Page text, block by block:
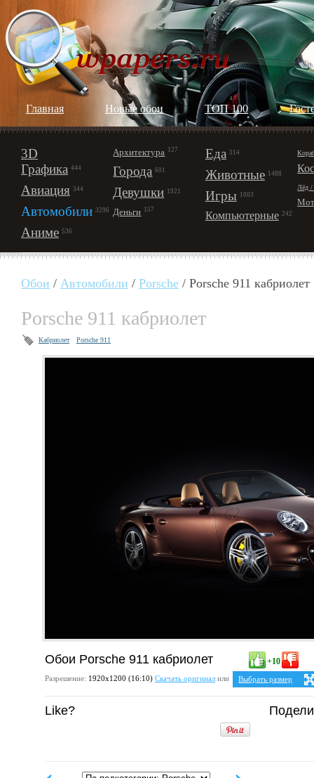
Главная Новые обои ТОП 100
3D
Графика 444
Авиация 344
Автомобили 3296
Аниме 536
Архитектура 127
Города 601
Девушки 1921
Деньги 157
Еда 314
Животные 1488
Игры 1003
Компьютерные 242
Лёд
Обои / Автомобили / Porsche / Porsche 911 кабриолет
Porsche 911 кабриолет
Кабриолет Porsche 911
Обои Porsche 911 кабриолет +10
Разрешение: 1920х1200 (16:10) Скачать оригиналили
Выбрать размер
Ваше разрешение:Не
1280x800
Like?